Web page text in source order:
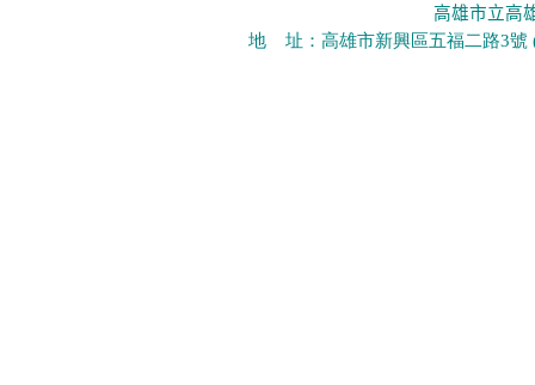
高雄市立高
地 址：高雄市新興區五福二路